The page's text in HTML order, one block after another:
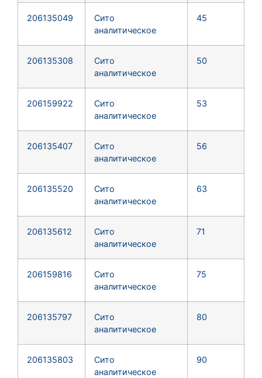
206135049
Сито
аналитическое
45
206135308
Сито
аналитическое
50
206159922
Сито
аналитическое
53
206135407
Сито
аналитическое
56
206135520
Сито
аналитическое
63
206135612
Сито
аналитическое
71
206159816
Сито
аналитическое
75
206135797
Сито
аналитическое
80
206135803
Сито
аналитическое
90